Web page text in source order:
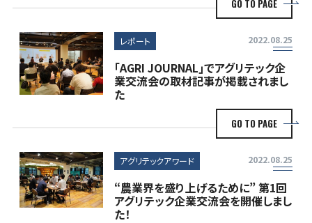
GO TO PAGE
レポート 2022.08.25
｢AGRI JOURNAL｣でアグリテック企
業交流会の取材記事が掲載されまし
た
GO TO PAGE
アグリテックアワード 2022.08.25
“農業界を盛り上げるために” 第1回
アグリテック企業交流会を開催しまし
た！